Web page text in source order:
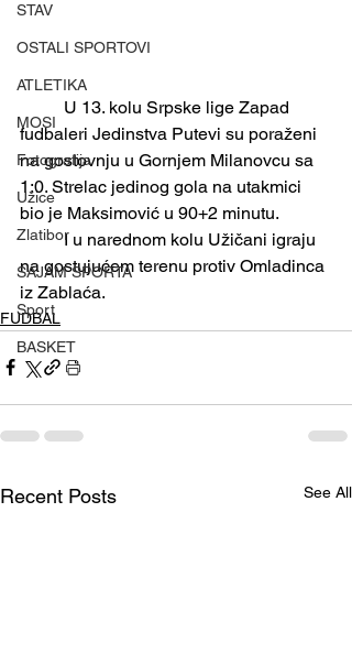
STAV
OSTALI SPORTOVI
ATLETIKA
MOSI
Fotografija
Užice
Zlatibor
SAJAM SPORTA
Sport
BASKET
fudbaleri Jedinstva Putevi su poraženi
na gostovnju u Gornjem Milanovcu sa
1:0. Strelac jedinog gola na utakmici
bio je Maksimović u 90+2 minutu.
	I u narednom kolu Užičani igraju
na gostujućem terenu protiv Omladinca
iz Zablaća.
FUDBAL
Recent Posts See All